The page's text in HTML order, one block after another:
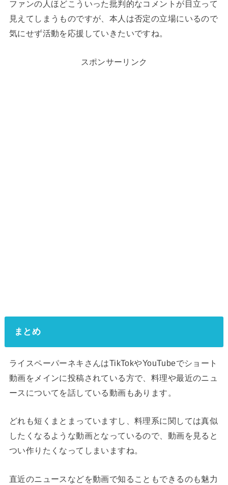
ファンの人ほどこういった批判的なコメントが目立って
見えてしまうものですが、本人は否定の立場にいるので
気にせず活動を応援していきたいですね。
スポンサーリンク
まとめ
ライスペーパーネキさんはTikTokやYouTubeでショート
動画をメインに投稿されている方で、料理や最近のニュ
ースについてを話している動画もあります。
どれも短くまとまっていますし、料理系に関しては真似
したくなるような動画となっているので、動画を見ると
つい作りたくなってしまいますね。
直近のニュースなどを動画で知ることもできるのも魅力